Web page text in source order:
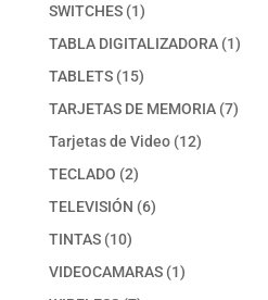
SWITCHES 11
producto
TABLA DIGITALIZADORA 11
TABLETS 1515
productos
TARJETAS DE MEMORIA 77
Tarjetas de Video 1212
TECLADO 22
productos
TELEVISIÓN 66
TINTAS 1010
productos
VIDEOCAMARAS 11